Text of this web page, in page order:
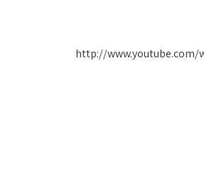
http://www.youtube.com/